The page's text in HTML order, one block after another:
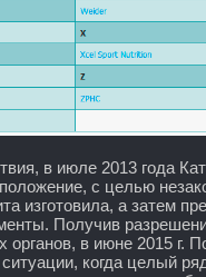
в июле 2013 года
с целью
изготовила, а затем
Получив
органов, в июне 2015 г.
когда целый